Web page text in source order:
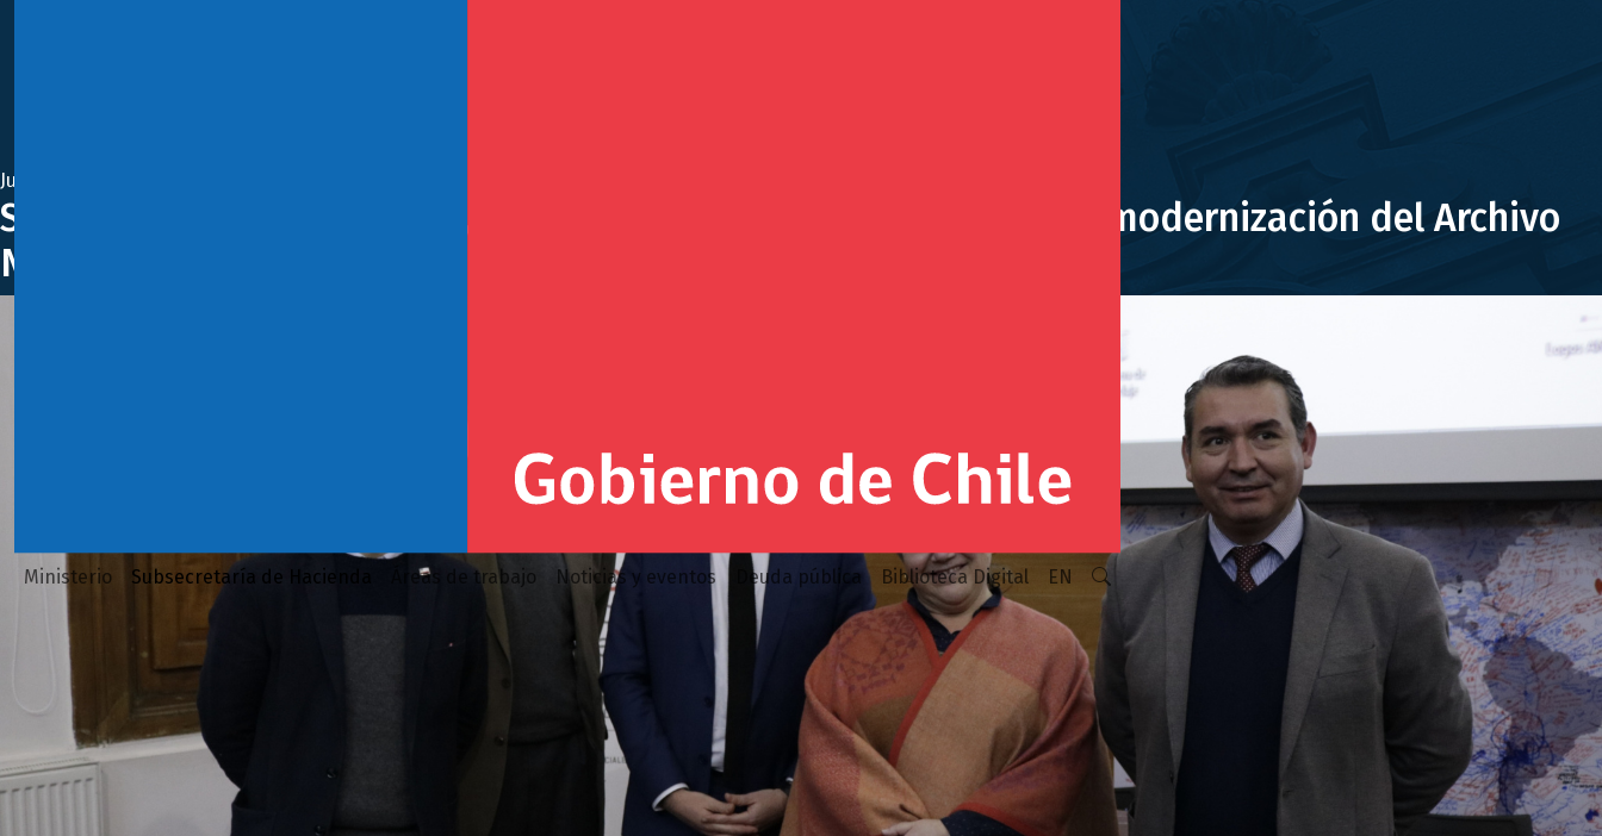
Ministerio Subsecretaría de Hacienda Áreas de trabajo Noticias y eventos Deuda pública Biblioteca Digital EN
Junio 11, 2018
Subsecretario de Hacienda, Francisco Moreno, firma proyecto de modernización del Archivo
Nacional